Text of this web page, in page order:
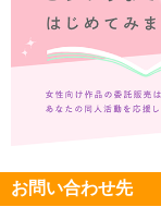
お問い合わせ先